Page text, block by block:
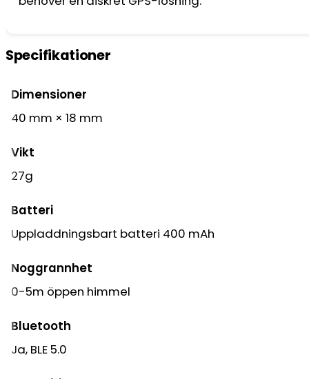
Specifikationer
Dimensioner
40 mm × 18 mm
Vikt
27g
Batteri
Uppladdningsbart batteri 400 mAh
Noggrannhet
0-5m öppen himmel
Bluetooth
Ja, BLE 5.0